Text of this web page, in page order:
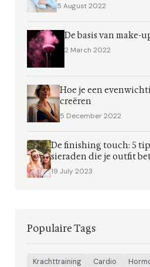
5 August 2022
De basis van make-
2 March 2022
Hoe je een
creëren
5 December 2022
De finishing touch: 5
sieraden die je outfit
19 July 2023
Populaire Tags
Krachttraining Cardio